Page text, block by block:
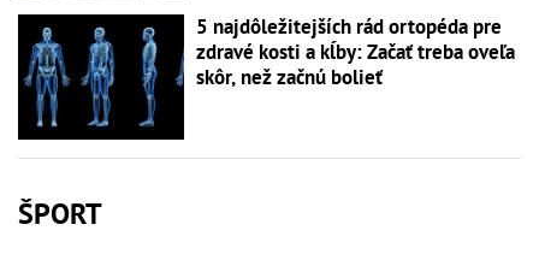
5 najdôležitejších rád ortopéda pre
zdravé kosti a kĺby: Začať treba oveľa
skôr, než začnú bolieť
ŠPORT